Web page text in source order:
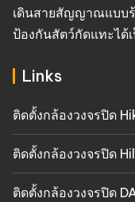
เดินสายสัญญาณแบบ
ป้องกันสัตว์กัดแทะได้
Links
ติดตั้งกล้องวงจรปิด
ติดตั้งกล้องวงจรปิด
ติดตั้งกล้องวงจรปิด